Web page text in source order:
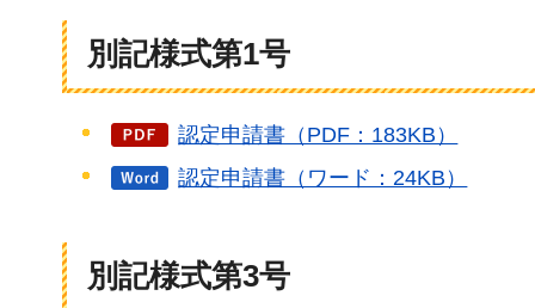
別記様式第1号
認定申請書（PDF：183KB）
認定申請書（ワード：24KB）
別記様式第3号